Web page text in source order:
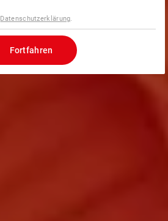
Datenschutzerklärung.
Fortfahren